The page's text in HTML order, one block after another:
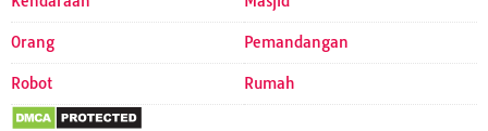
Orang Pemandangan
Robot Rumah